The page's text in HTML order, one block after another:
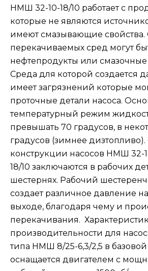
НМШ 32-10-18/10 работает с
которые не являются
имеют смазывающие свойства.
перекачиваемых сред могут
нефтепродукты или
Среда для которой создается
имеет загрязнений которые
проточные детали насоса.
температурный режим
превышать 70 градусов, в
градусов (зимнее
конструкции насосов НМШ 32-
18/10 заключаются в рабочих
шестернях. Рабочий
создает различное давление
выходе, благодаря чему и
перекачивания.
производительности для
типа НМШ 8/25-6,3/2,5 в
оснащается двигателем с